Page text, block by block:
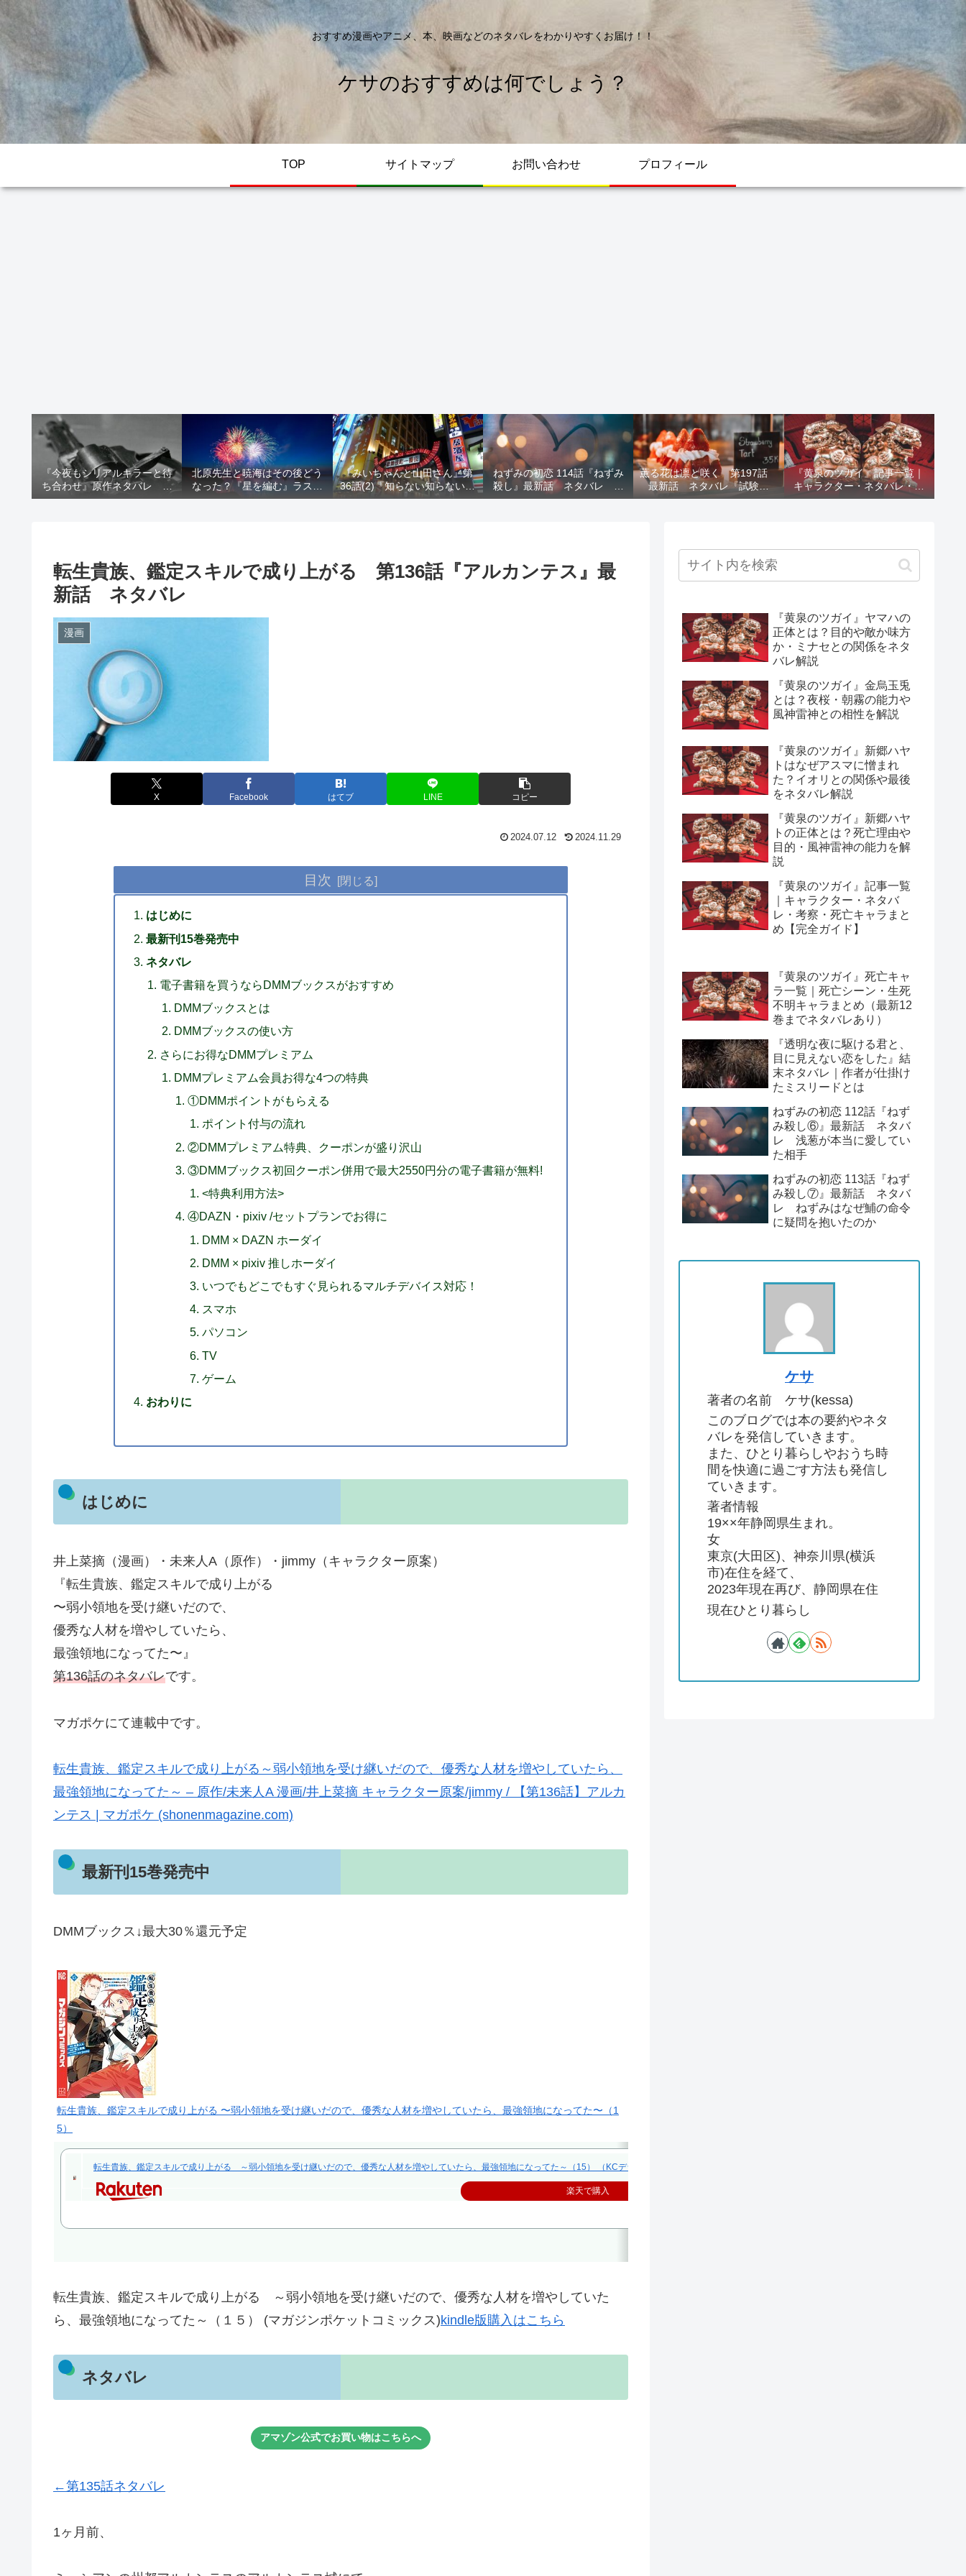
おすすめ漫画やアニメ、本、映画などのネタバレをわかりやすくお届け！！
ケサのおすすめは何でしょう？
TOP サイトマップ お問い合わせ プロフィール
『今夜もシリアルキラーと待
ち合わせ』原作ネタバレ 断
髪オブジェ殺人事件 犯人の
北原先生と暁海はその後どう
なった？『星を編む』ラスト
をネタバレ解説
『みいちゃんと山田さん』第
36話(2)『知らない知らない知
らない』最新話 ネタバレ 犯
ねずみの初恋 114話『ねずみ
殺し』最新話 ネタバレ 水
鳥死亡 鯆を殺すか
薫る花は凛と咲く 第197話
最新話 ネタバレ『試験結
果』
『黄泉のツガイ』記事一覧｜
キャラクター・ネタバレ・考
察・死亡キャラまとめ【完全
転生貴族、鑑定スキルで成り上がる 第136話『アルカンテス』最
新話 ネタバレ
漫画
X Facebook はてブ LINE コピー
2024.07.12 2024.11.29
目次
はじめに
最新刊15巻発売中
ネタバレ
電子書籍を買うならDMMブックスがおすすめ
DMMブックスとは
DMMブックスの使い方
さらにお得なDMMプレミアム
DMMプレミアム会員お得な4つの特典
①DMMポイントがもらえる
ポイント付与の流れ
②DMMプレミアム特典、クーポンが盛り沢山
③DMMブックス初回クーポン併用で最大2550円分の電子書籍が無料!
<特典利用方法>
④DAZN・pixiv /セットプランでお得に
DMM × DAZN ホーダイ
DMM × pixiv 推しホーダイ
いつでもどこでもすぐ見られるマルチデバイス対応！
スマホ
パソコン
TV
ゲーム
おわりに
はじめに
井上菜摘（漫画）・未来人A（原作）・jimmy（キャラクター原案）
『転生貴族、鑑定スキルで成り上がる
〜弱小領地を受け継いだので、
優秀な人材を増やしていたら、
最強領地になってた〜』
第136話のネタバレです。
マガポケにて連載中です。
転生貴族、鑑定スキルで成り上がる～弱小領地を受け継いだので、優秀な人材を増やしていたら、
最強領地になってた～ – 原作/未来人A 漫画/井上菜摘 キャラクター原案/jimmy / 【第136話】アルカ
ンテス | マガポケ (shonenmagazine.com)
最新刊15巻発売中
DMMブックス↓最大30％還元予定
転生貴族、鑑定スキルで成り上がる 〜弱小領地を受け継いだので、優秀な人材を増やしていたら、最強領地になってた〜（1
5）
転生貴族、鑑定スキルで成り上がる ～弱小領地を受け継いだので、優秀な人材を増やしていたら、最強領地になってた～（15） （KCデラックス） [ 井上 菜摘 ]
楽天で購入
転生貴族、鑑定スキルで成り上がる ～弱小領地を受け継いだので、優秀な人材を増やしていた
ら、最強領地になってた～（１５） (マガジンポケットコミックス)kindle版購入はこちら
ネタバレ
アマゾン公式でお買い物はこちらへ
←第135話ネタバレ
1ヶ月前、
『黄泉のツガイ』ヤマハの
正体とは？目的や敵か味方
か・ミナセとの関係をネタ
バレ解説
『黄泉のツガイ』金烏玉兎
とは？夜桜・朝霧の能力や
風神雷神との相性を解説
『黄泉のツガイ』新郷ハヤ
トはなぜアスマに憎まれ
た？イオリとの関係や最後
をネタバレ解説
『黄泉のツガイ』新郷ハヤ
トの正体とは？死亡理由や
目的・風神雷神の能力を解
説
『黄泉のツガイ』記事一覧
｜キャラクター・ネタバ
レ・考察・死亡キャラまと
め【完全ガイド】
『黄泉のツガイ』死亡キャ
ラ一覧｜死亡シーン・生死
不明キャラまとめ（最新12
巻までネタバレあり）
『透明な夜に駆ける君と、
目に見えない恋をした』結
末ネタバレ｜作者が仕掛け
たミスリードとは
ねずみの初恋 112話『ねず
み殺し⑥』最新話 ネタバ
レ 浅葱が本当に愛してい
た相手
ねずみの初恋 113話『ねず
み殺し⑦』最新話 ネタバ
レ ねずみはなぜ鯆の命令
に疑問を抱いたのか
ケサ
著者の名前 ケサ(kessa)
このブログでは本の要約やネタ
バレを発信していきます。
また、ひとり暮らしやおうち時
間を快適に過ごす方法も発信し
ていきます。
著者情報
19××年静岡県生まれ。
女
東京(大田区)、神奈川県(横浜
市)在住を経て、
2023年現在再び、静岡県在住
現在ひとり暮らし